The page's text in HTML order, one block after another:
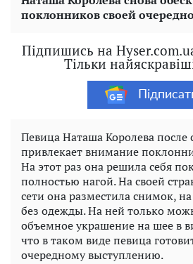
поклонников своей
Підпишись на
Тільки
Певица Наташа Королева после
привлекает внимание
На этот раз она решила себя
полностью нагой. На своей
сети она разместила снимок,
без одежды. На ней только
объемное украшение на шее в
что в таком виде певица
очередному выступлению.